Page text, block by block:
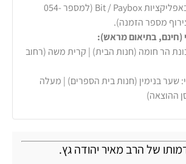
בנקאית או באפליקציות Bit / Paybox (למספר 054-
(חינם, בתיאום מראש):
הר חומה (חנות הבית) | קרית משה (רחוב
שער בנימין (חנות בית הספרים) | מעלה
ההוצאה)
של הרב מאיר יהודה גץ.